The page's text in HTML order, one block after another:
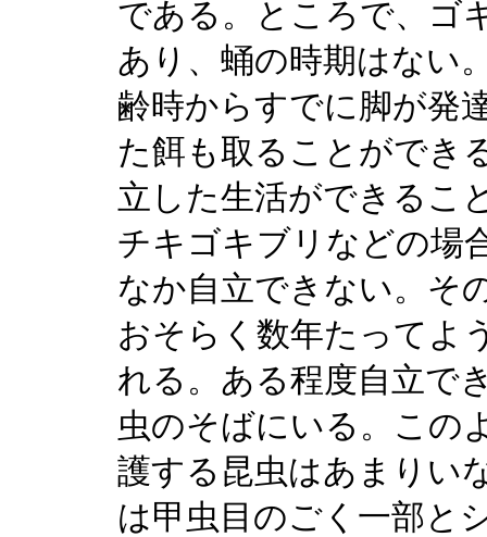
である。ところで、ゴ
あり、蛹の時期はない
齢時からすでに脚が発
た餌も取ることができ
立した生活ができるこ
チキゴキブリなどの場
なか自立できない。そ
おそらく数年たってよ
れる。ある程度自立で
虫のそばにいる。この
護する昆虫はあまりい
は甲虫目のごく一部と